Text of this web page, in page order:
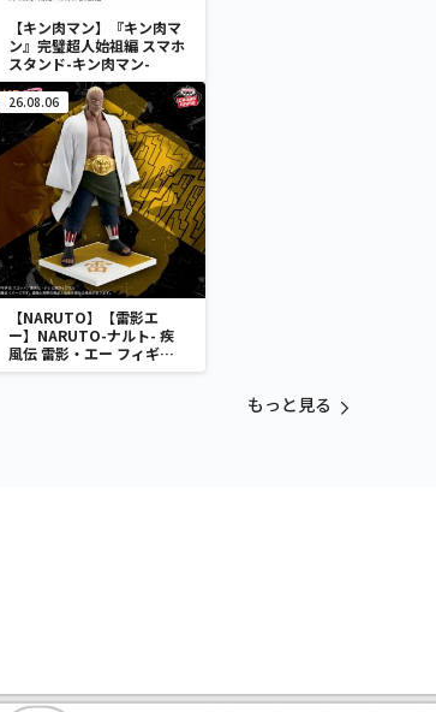
【キン肉マン】『キン肉マ
ン』完璧超人始祖編 スマホ
スタンド-キン肉マン-
26.08.06
【NARUTO】【雷影エ
ー】NARUTO-ナルト- 疾
風伝 雷影・エー フィギュ
ア～五影集結…!!～
もっと見る